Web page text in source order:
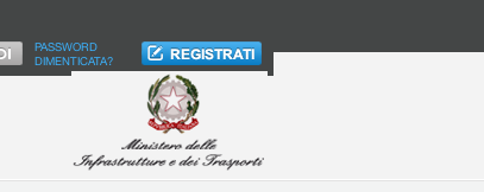
PASSWORD
DIMENTICATA?